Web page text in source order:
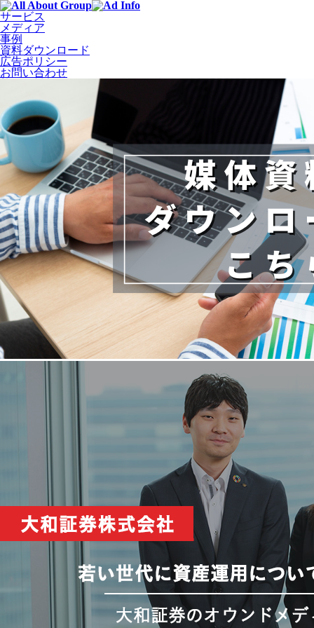
サービス
メディア
事例
資料ダウンロード
広告ポリシー
お問い合わせ